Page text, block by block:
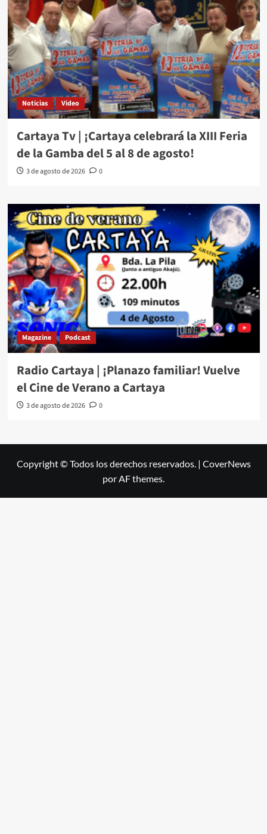
Noticias Video
Cartaya Tv | ¡Cartaya celebrará la XIII Feria
de la Gamba del 5 al 8 de agosto!
3 de agosto de 2026 0
Magazine Podcast
Radio Cartaya | ¡Planazo familiar! Vuelve
el Cine de Verano a Cartaya
3 de agosto de 2026 0
Copyright © Todos los derechos reservados. | CoverNews
por AF themes.